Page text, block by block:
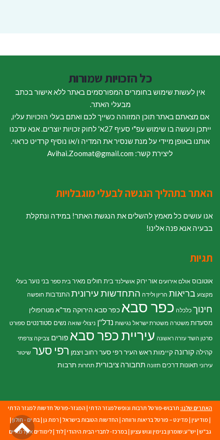
כל הזכויות שמורות
אין לעשות שימוש בחומרים המפורסמים באתר ללא אישור בכתב
מבעלי האתר.
אם מצאתם באתר תוכן המזוהה כשייך לכם ואתם בעלי הזכויות עליו,
ייתכן ונעשה בו שימוש עפ"י סעיף 27א' לחוק זכויות יוצרים. אנא עדכנו
אותנו באופן מיידי על מנת שנסיר את המדיה ו/או נוסיף קרדיט כראוי.
ליצירת קשר: Avihai.Zoomat@gmail.com
האתר בתהליך הנגשה לבעלי מוגבלויות
אנו עושים כל מאמץ להשלים את הנגשת האתר! במידה ונתקלת
בבעיה אנא פנה אלינו!
תגיות
אוטובוס אולם אירועים אור ירוק אושילנד בית חולים מאיר בית ספר בני נוער בעלי
מקצוע בריאות הריון ולידה התחדשות עירוניתהתנדבות חופשה
חינוך כלכלה כפר סבא כפר סבא הירוקה מד"א מטרופולין
מסעדות משטרה משטרת ישראל נגישות נדל"ן ניצולי שואה נשים סטודנטים ספורט
סרטן השד עזרה ראשונה עיריית כפר סבא פורים צביקה צרפתי
קהילה קורונה קיימותראש העיר רפי סער רחוב ויצמן רפי סער שיטור
עירוני תאונות דרכים תזונה תחבורה ציבורית תחרות תרבות
האתרים שלנו: תרבוש-פורטל תרבות ונופש למגזר הדתי | המגזר-פורטל חדשות למגזר הדתי
| מודיעין | מדינט – פורטל בריאות ורווחה | החדשות הטובות בישראל | רמת גן | בת ים - חולון|
גב"ש | יש''ע:שומרון בנימין וגוש עציון | במרכז- לחברי הבית היהודי |לוד |לימודים אקדמאיים